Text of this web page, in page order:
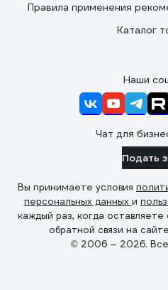
Правила применения
Каталог
Наши
Чат для
Подать
Вы принимаете условия
персональных данных и
каждый раз, когда
обратной связи на
© 2006 — 2026.